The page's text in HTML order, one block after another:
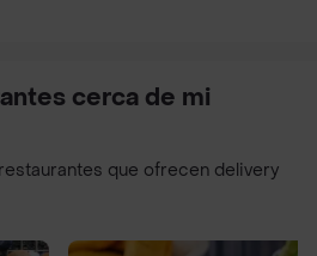
cerca de mi
que ofrecen delivery